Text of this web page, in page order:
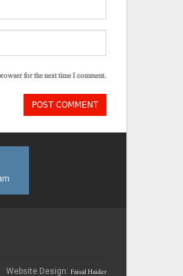
for the next time I comment.
Website Design: Faisal Haider